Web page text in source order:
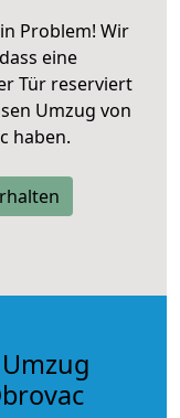
Problem! Wir
eine
Tür reserviert
Umzug von
haben.